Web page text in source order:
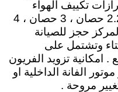
تكييف الهواء
جنرال إلكتريك 1.5 حصان ، 2.25 حصان ، 3 حصان ، 4
المركز حجز للصيانة
وتشتمل على
. امكانية تزويد الفريون
الفانة الداخلية او
مروحة .